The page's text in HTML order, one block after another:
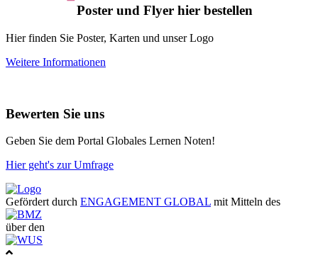
Poster und Flyer hier bestellen
Hier finden Sie Poster, Karten und unser Logo
Weitere Informationen
Bewerten Sie uns
Geben Sie dem Portal Globales Lernen Noten!
Hier geht's zur Umfrage
Gefördert durch ENGAGEMENT GLOBAL mit Mitteln des
über den